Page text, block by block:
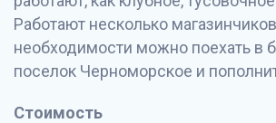
Работают несколько
необходимости можно поехать в
поселок Черноморское и
Стоимость